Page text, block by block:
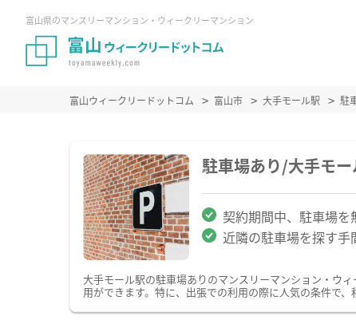
富山県のマンスリーマンション・ウィークリーマンション
富山ウィークリードットコム 富山市 大手モール駅 駐
駐車場あり/大手モ
契約期間中、駐車場を
近隣の駐車場を探す手
大手モール駅の駐車場ありのマンスリーマンション・ウ
用ができます。特に、出張での利用の際に人気の条件で、